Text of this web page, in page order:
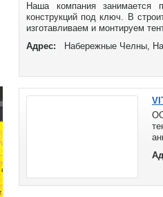
Наша компания занимается
конструкций под ключ. В
изготавливаем и монтируем
Адрес:
Набережные Челны,